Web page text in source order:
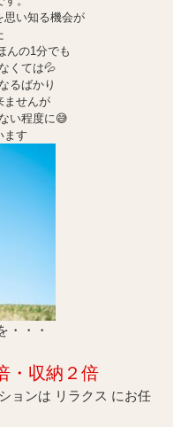
い知る機会が
の1分でも
くては💦
るばかり
ませんが
い程度に😅
ます
・・・
・収納２倍
ョンは リラクス にお任